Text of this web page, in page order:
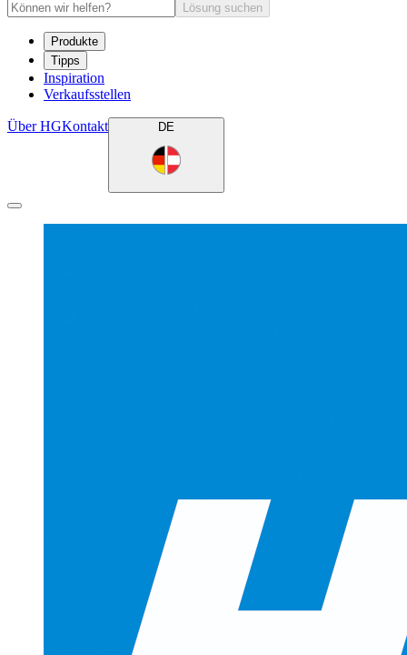
Lösung suchen
Produkte
Tipps
Inspiration
Verkaufsstellen
Über HGKontakt DE